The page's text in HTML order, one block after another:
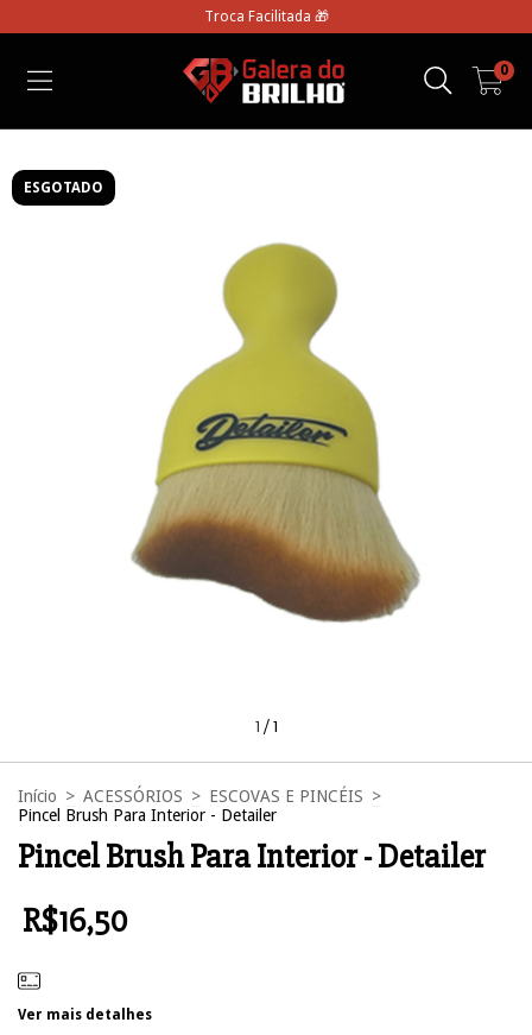
Troca Facilitada 🎁
0
ESGOTADO
1 /1
Início > ACESSÓRIOS > ESCOVAS E PINCÉIS >
Pincel Brush Para Interior - Detailer
Pincel Brush Para Interior - Detailer
R$16,50
Ver mais detalhes